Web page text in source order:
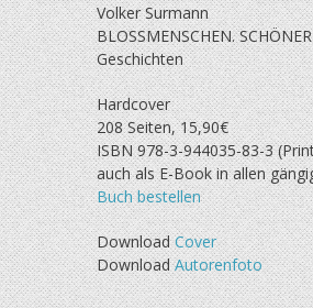
Volker Surmann
BLOSSMENSCHEN.
Geschichten
Hardcover
208 Seiten, 15,90€
ISBN 978-3-944035-83-3
auch als E-Book in allen
Buch bestellen
DownloadCover
DownloadAutorenfoto